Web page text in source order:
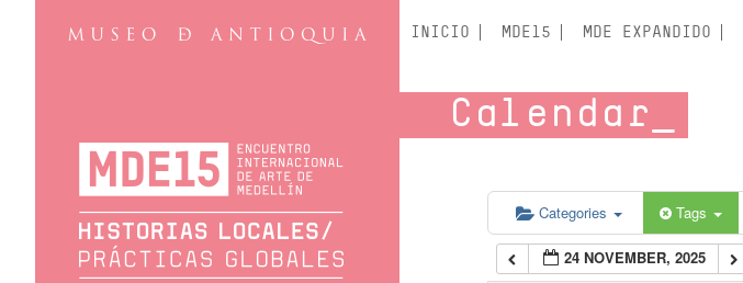
INICIO MDE15 MDE EXPANDIDO
Calendar
Categories Tags
24 NOVEMBER, 2025
5:00 am
6:00 am
7:00 am